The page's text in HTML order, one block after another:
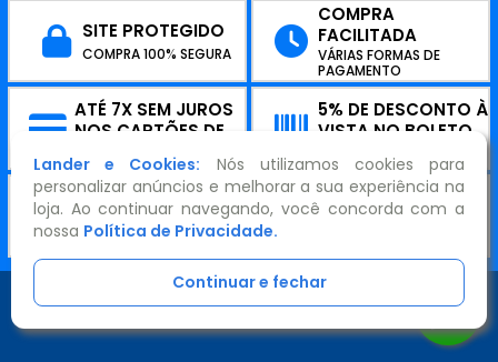
SITE PROTEGIDO
COMPRA 100% SEGURA
COMPRA
FACILITADA
VÁRIAS FORMAS DE
PAGAMENTO
ATÉ 7X SEM JUROS
NOS CARTÕES DE
5% DE DESCONTO À
VISTA NO BOLETO
ENTREGA GARANTIDA
ENVIAMOS PARA TODO O BRASIL
FORMAS DE ENVIO
Lander e Cookies: Nós utilizamos cookies para
personalizar anúncios e melhorar a sua experiência na
loja. Ao continuar navegando, você concorda com a
nossa Política de Privacidade.
Continuar e fechar